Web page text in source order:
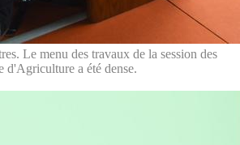
Le menu des travaux de la session des
d'Agriculture a été dense.